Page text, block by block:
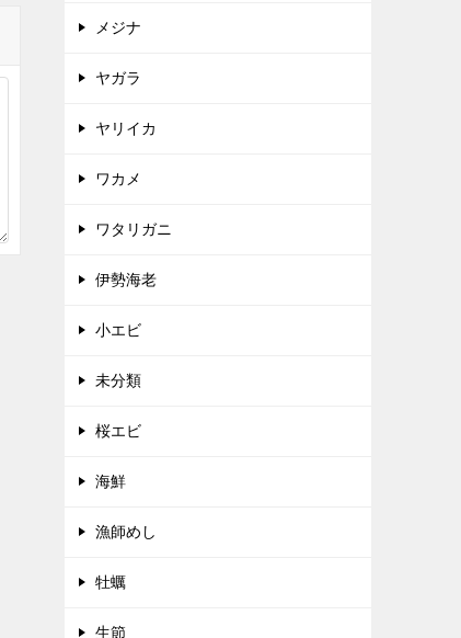
メジナ
ヤガラ
ヤリイカ
ワカメ
ワタリガニ
伊勢海老
小エビ
未分類
桜エビ
海鮮
漁師めし
牡蠣
生節